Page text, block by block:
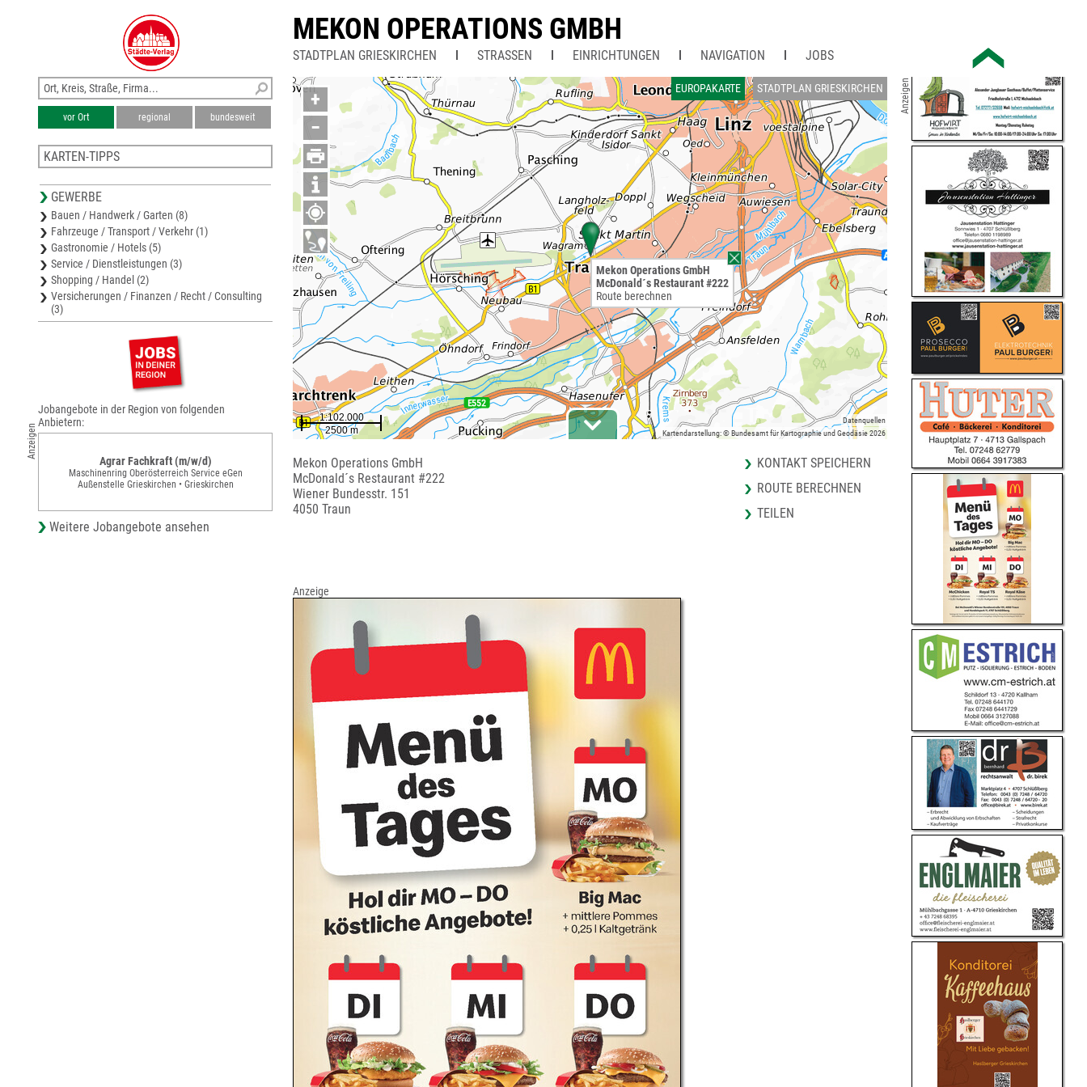
MEKON OPERATIONS GMBH
STADTPLAN GRIESKIRCHEN STRASSEN EINRICHTUNGEN NAVIGATION JOBS
EUROPAKARTE STADTPLAN GRIESKIRCHEN
+
−
Kartendarstellung: © Bundesamt für Kartographie und Geodäsie 2026
Datenquellen
Mekon Operations GmbH
McDonald´s Restaurant #222
Route berechnen
Mekon Operations GmbH
McDonald´s Restaurant #222
Wiener Bundesstr. 151
4050 Traun
KONTAKT SPEICHERN
ROUTE BERECHNEN
TEILEN
Anzeige
vor Ort regional bundesweit
KARTEN-TIPPS
Stadtplan Leonding
Bezirkskarte Linz-Land
Stadtplan Linz
Stadtplan Ottensheim
GEWERBE
Bauen / Handwerk / Garten (8)
Fahrzeuge / Transport / Verkehr (1)
Gastronomie / Hotels (5)
Service / Dienstleistungen (3)
Shopping / Handel (2)
Versicherungen / Finanzen / Recht / Consulting
(3)
Anzeigen
Jobangebote in der Region von folgenden
Anbietern:
Agrar Fachkraft (m/w/d)
Maschinenring Oberösterreich Service eGen
Außenstelle Grieskirchen • Grieskirchen
Weitere Jobangebote ansehen
Anzeigen